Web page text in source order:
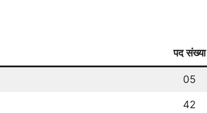
पद संख्या
05
42